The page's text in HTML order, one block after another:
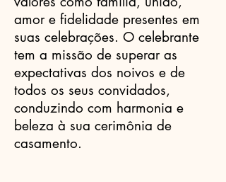
amor e fidelidade presentes em
suas celebrações. O celebrante
tem a missão de superar as
expectativas dos noivos e de
todos os seus convidados,
conduzindo com harmonia e
beleza à sua cerimônia de
casamento.